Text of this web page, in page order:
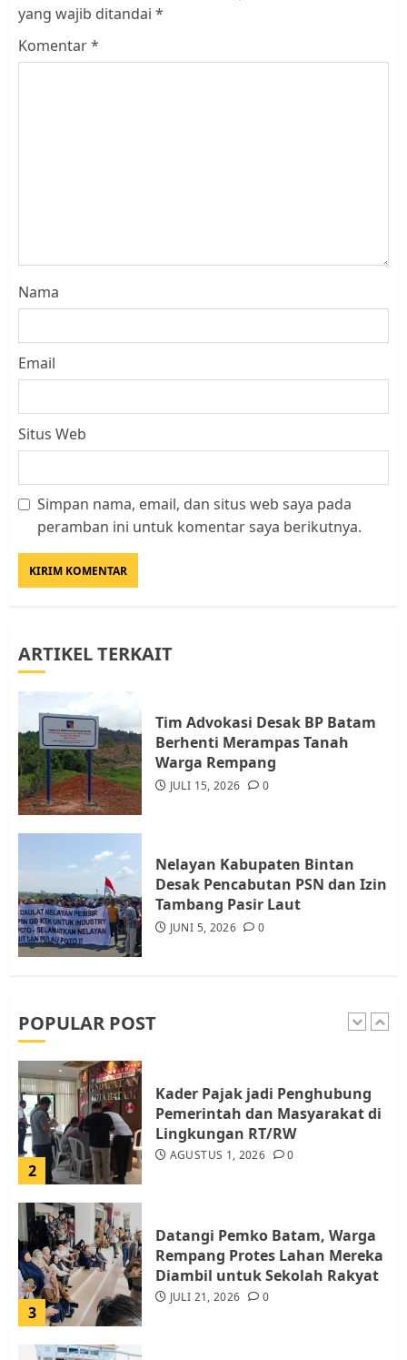
yang wajib ditandai *
Komentar*
Nama
Email
Situs Web
Simpan nama, email, dan situs web saya pada
peramban ini untuk komentar saya berikutnya.
ARTIKEL TERKAIT
Tim Advokasi Desak BP Batam
Berhenti Merampas Tanah
Warga Rempang
JULI 15, 2026 0
Nelayan Kabupaten Bintan
Desak Pencabutan PSN dan Izin
Tambang Pasir Laut
JUNI 5, 2026 0
POPULAR POST
Datangi Pemko Batam, Warga
4
Warga Rempang Ajukan
Resahkan Warga
JULI 17, 2026 0
5
JULI 15, 2026 0
1
2
Kader Pajak jadi Penghubung
Pemerintah dan Masyarakat di
Lingkungan RT/RW
AGUSTUS 1, 2026 0
3
Datangi Pemko Batam, Warga
Rempang Protes Lahan Mereka
Diambil untuk Sekolah Rakyat
JULI 21, 2026 0